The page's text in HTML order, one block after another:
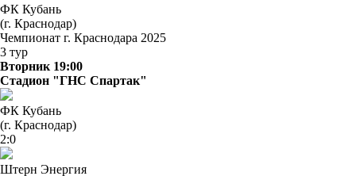
ФК Кубань
(г. Краснодар)
Чемпионат г. Краснодара 2025
3 тур
Вторник 19:00
Стадион "ГНС Спартак"
ФК Кубань
(г. Краснодар)
2:0
Штерн Энергия